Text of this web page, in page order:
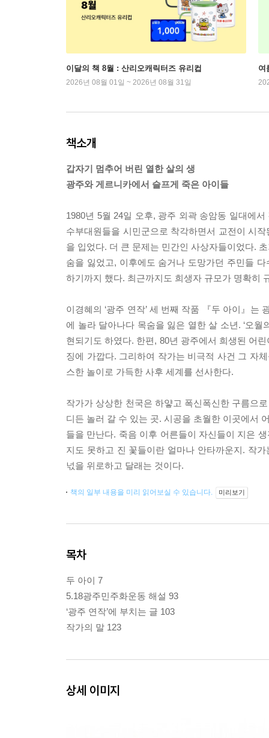
이달의 책 8월 : 산리오캐릭터즈 유리컵
2026년 08월 01일 ~ 2026년 08월 31일
여
책소개
갑자기 멈추어 버린 열한 살의 생
광주와 게르니카에서 슬프게 죽은 아이들
1980년 5월 24일 오후, 광주 외곽 송암동 일대에
수부대원들을 시민군으로 착각하면서 교전이 시
을 입었다. 더 큰 문제는 민간인 사상자들이었다.
숨을 잃었고, 이후에도 숨거나 도망가던 주민들
하기까지 했다. 최근까지도 희생자 규모가 명확히
이경혜의 ‘광주 연작’ 세 번째 작품 『두 아이』
에 놀라 달아나다 목숨을 잃은 열한 살 소년. ‘오
현되기도 하였다. 한편, 80년 광주에서 희생된 어
징에 가깝다. 그리하여 작가는 비극적 사건 그 자
스한 놀이로 가득한 사후 세계를 선사한다.
작가가 상상한 천국은 하얗고 폭신폭신한 구름으
디든 놀러 갈 수 있는 곳. 시공을 초월한 이곳에서
들을 만난다. 죽음 이후 어른들이 자신들이 지은
지도 못하고 진 꽃들이란 얼마나 안타까운지. 작
넋을 위로하고 달래는 것이다.
책의 일부 내용을 미리 읽어보실 수 있습니다. 미리보기
목차
두 아이 7
5.18광주민주화운동 해설 93
‘광주 연작’에 부치는 글 103
작가의 말 123
상세 이미지